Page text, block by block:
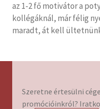
az 1-2 fő motivátor a
kollégáknál, már félig
maradt, át kell
Szeretne értesülni
promócióinkról?